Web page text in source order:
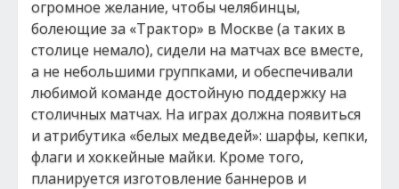
огромное желание, чтобы челябинцы,
болеющие за «Трактор» в Москве (а таких в
столице немало), сидели на матчах все вместе,
а не небольшими группками, и обеспечивали
любимой команде достойную поддержку на
столичных матчах. На играх должна появиться
и атрибутика «белых медведей»: шарфы, кепки,
флаги и хоккейные майки. Кроме того,
планируется изготовление баннеров и